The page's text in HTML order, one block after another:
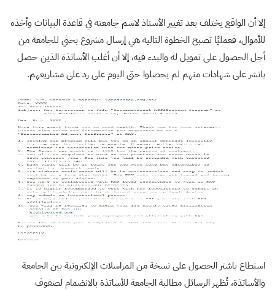
إلا أن الواقع يختلف بعد تغيير الأستاذ لاسم جامعته في قاعدة البيانات وأخذه
للأموال، فعمليًا تصبح الخطوة التالية هي إرسال مشروع بحثي للجامعة من
أجل الحصول على تمويل له والبدء فيه، إلا أن أغلب الأساتذة الذين حصل
باتشر على شهادات منهم لم يحصلوا حتى اليوم على رد على مشاريعهم.
استطاع باشتر الحصول على نسخة من المراسلات الإلكترونية بين الجامعة
والأساتذة، تُظهر الرسائل مطالبة الجامعة للأساتذة بالانضمام لصفوف